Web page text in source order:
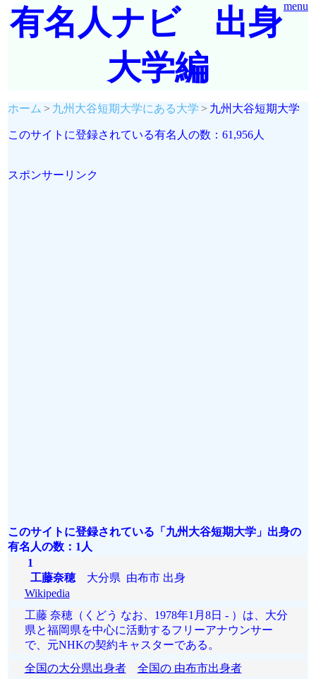
menu
有名人ナビ 出身
大学編
ホーム 九州大谷短期大学にある大学 九州大谷短期大学
このサイトに登録されている有名人の数：61,956人
スポンサーリンク
このサイトに登録されている「九州大谷短期大学」出身の
有名人の数：1人
1
工藤奈穂大分県 由布市 出身
Wikipedia
工藤 奈穂（くどう なお、1978年1月8日 - ）は、大分
県と福岡県を中心に活動するフリーアナウンサー
で、元NHKの契約キャスターである。
全国の大分県出身者
全国の 由布市出身者